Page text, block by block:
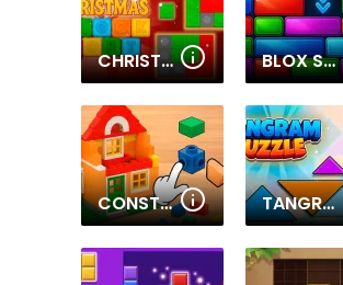
CHRISTMAS BLOCKS SORT BLOX SLIDER
CONSTRUCTION SET - 3D BUILDER TANGRAM PUZZLE